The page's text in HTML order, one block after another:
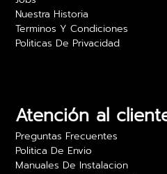
Camilo Rojas
recomiendo para oficinas.
24 abril 2024
Nuestra Historia
Terminos Y Condiciones
Politicas De Privacidad
Atención al
Preguntas Frecuentes
Politica De Envio
Manuales De Instalacion